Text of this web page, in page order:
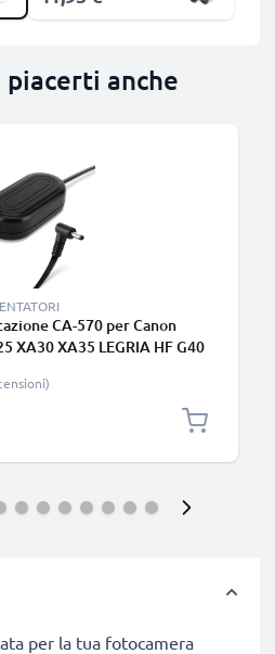
anche
CA-570 per Canon
XA30 XA35 LEGRIA HF G40
HG20 ZR500 batteria
per una fonte di corrente
per la tua fotocamera